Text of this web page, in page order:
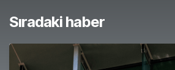
Sıradaki haber